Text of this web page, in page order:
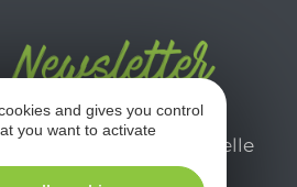
newsletter mensuelle
pour profiter
and gives you control
you want to activate